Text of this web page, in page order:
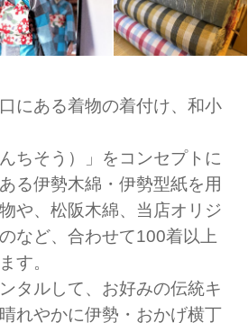
にある着物の着付け、和小
ちそう）」をコンセプトに
る伊勢木綿・伊勢型紙を用
や、松阪木綿、当店オリジ
など、合わせて100着以上
す。
タルして、お好みの伝統キ
れやかに伊勢・おかげ横丁